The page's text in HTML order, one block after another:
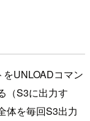
UNLOADコマン
（S3に出力す
体を毎回S3出力